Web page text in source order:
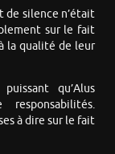
de silence n’était
sur le fait
la qualité de leur
qu’Alus
à dire sur le fait